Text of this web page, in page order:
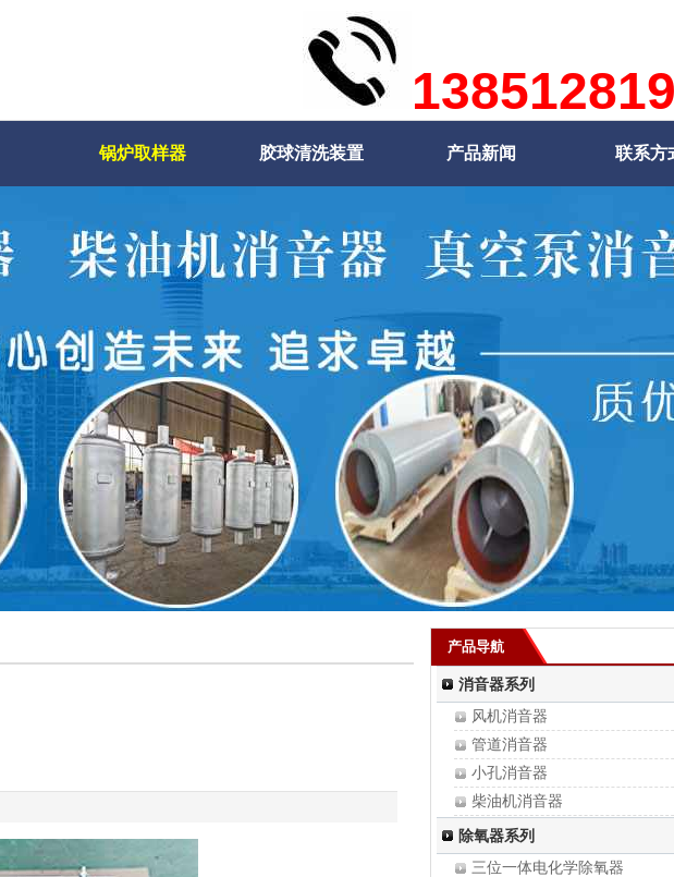
锅炉取样器 胶球清洗装置 产品新闻 联系方
产品导航
消音器系列
风机消音器
管道消音器
小孔消音器
柴油机消音器
真空泵消音器
锅炉消音器
除氧器系列
三位一体电化学除氧器